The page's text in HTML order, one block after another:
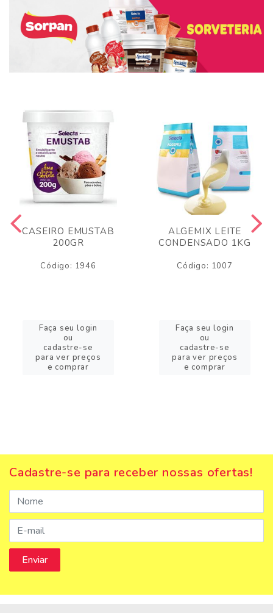
CASEIRO EMUSTAB
200GR
Código: 1946
Faça seu login
ou
cadastre-se
para ver preços
e comprar
ALGEMIX LEITE
CONDENSADO 1KG
Código: 1007
Faça seu login
ou
cadastre-se
para ver preços
e comprar
Cadastre-se para receber nossas ofertas!